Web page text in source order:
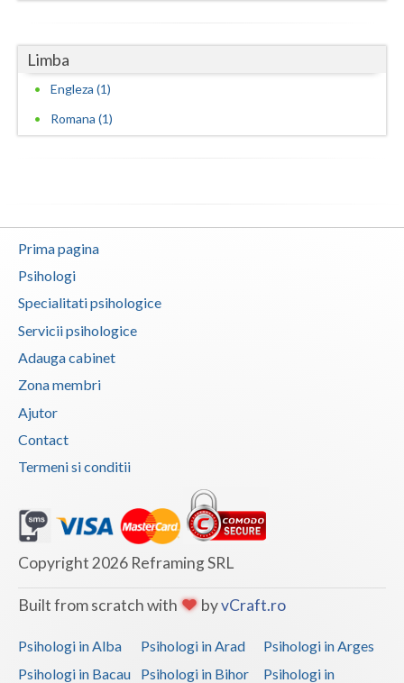
Vaslui
Vrancea
Limba
Engleza (1)
Romana (1)
Prima pagina
Psihologi
Specialitati psihologice
Servicii psihologice
Adauga cabinet
Zona membri
Ajutor
Contact
Termeni si conditii
Copyright 2026 Reframing SRL
Built from scratch with byvCraft.ro
Psihologi in Alba Psihologi in Arad
Psihologi in Arges
Psihologi in Bacau
Psihologi in Bihor
Psihologi in